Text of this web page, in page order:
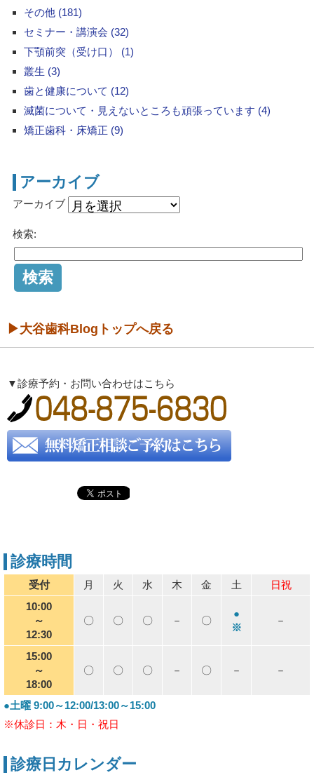
その他 (181)
セミナー・講演会 (32)
下顎前突（受け口） (1)
叢生 (3)
歯と健康について (12)
滅菌について・見えないところも頑張っています (4)
矯正歯科・床矯正 (9)
アーカイブ
アーカイブ
検索:
▶大谷歯科Blogトップへ戻る
▼診療予約・お問い合わせはこちら
診療時間
受付 月 火 水 木 金 土
日祝
10:00
～
12:30
〇 〇 〇 － 〇
●
※
－
15:00
～
18:00
〇 〇 〇 － 〇 － －
●土曜 9:00～12:00/13:00～15:00
※休診日：木・日・祝日
診療日カレンダー